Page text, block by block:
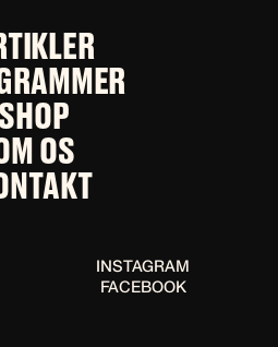
SHOP
OS
INSTAGRAM
FACEBOOK